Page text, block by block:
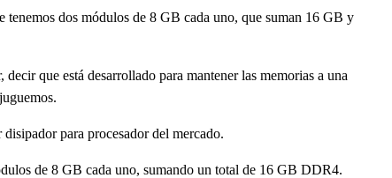
tenemos dos módulos de 8 GB cada uno, que suman 16 GB y
que está desarrollado para mantener las memorias a una
para procesador del mercado.
de 8 GB cada uno, sumando un total de 16 GB DDR4.